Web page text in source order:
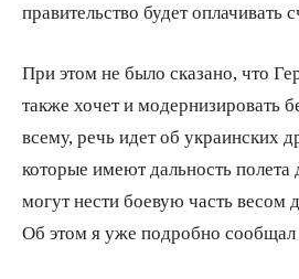
правительство будет оплачивать
При этом не было сказано, что
также хочет и модернизировать
всему, речь идет об украинских
которые имеют дальность
могут нести боевую часть весом
Об этом я уже подробно сообщал